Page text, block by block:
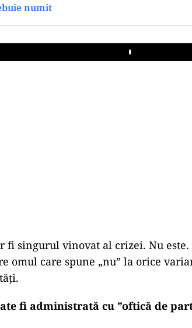
numit
Play
fi singurul vinovat al crizei. Nu
omul care spune „nu” la orice
fi administrată cu ”oftică de